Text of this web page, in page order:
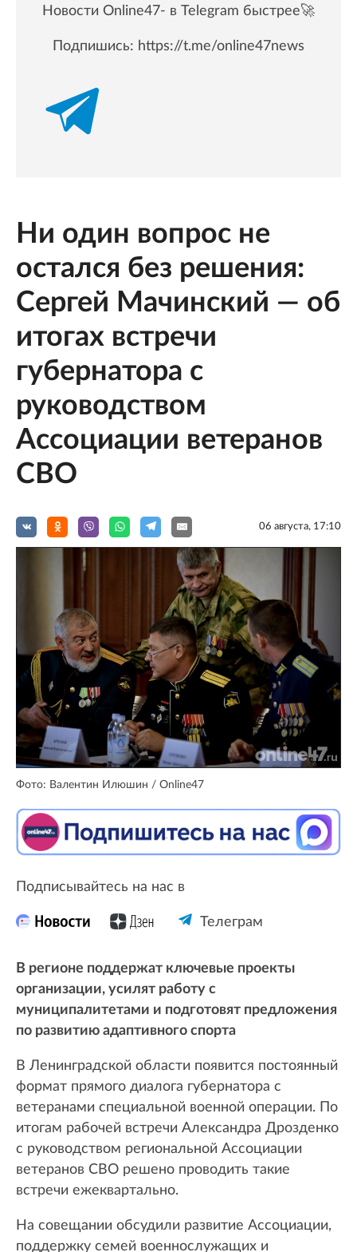
Новости Online47- в Telegram быстрее🚀
Подпишись: https://t.me/online47news
Ни один вопрос не
остался без решения:
Сергей Мачинский — об
итогах встречи
губернатора с
руководством
Ассоциации ветеранов
СВО
06 августа, 17:10
Фото: Валентин Илюшин / Online47
Подписывайтесь на нас в
Телеграм
В регионе поддержат ключевые проекты
организации, усилят работу с
муниципалитетами и подготовят предложения
по развитию адаптивного спорта
В Ленинградской области появится постоянный
формат прямого диалога губернатора с
ветеранами специальной военной операции. По
итогам рабочей встречи Александра Дрозденко
с руководством региональной Ассоциации
ветеранов СВО решено проводить такие
встречи ежеквартально.
На совещании обсудили развитие Ассоциации,
поддержку семей военнослужащих и